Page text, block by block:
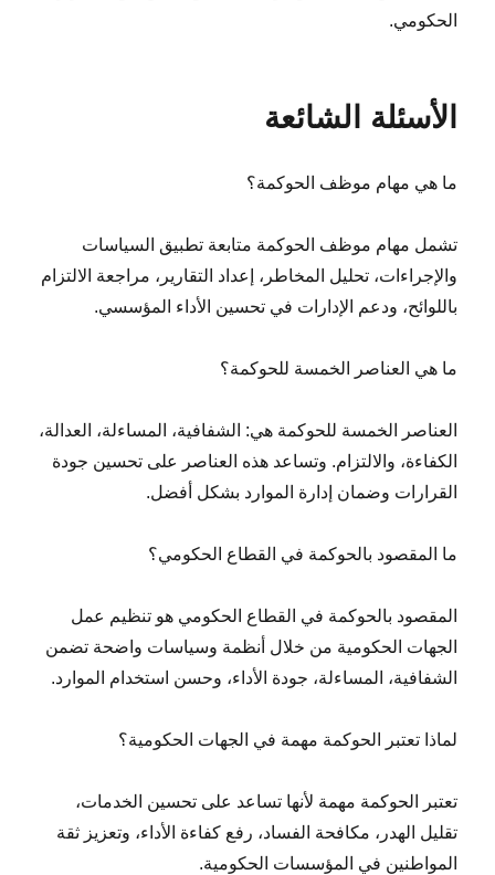
الحكومي.
الأسئلة الشائعة
ما هي مهام موظف الحوكمة؟
تشمل مهام موظف الحوكمة متابعة تطبيق السياسات
والإجراءات، تحليل المخاطر، إعداد التقارير، مراجعة الالتزام
باللوائح، ودعم الإدارات في تحسين الأداء المؤسسي.
ما هي العناصر الخمسة للحوكمة؟
العناصر الخمسة للحوكمة هي: الشفافية، المساءلة، العدالة،
الكفاءة، والالتزام. وتساعد هذه العناصر على تحسين جودة
القرارات وضمان إدارة الموارد بشكل أفضل.
ما المقصود بالحوكمة في القطاع الحكومي؟
المقصود بالحوكمة في القطاع الحكومي هو تنظيم عمل
الجهات الحكومية من خلال أنظمة وسياسات واضحة تضمن
الشفافية، المساءلة، جودة الأداء، وحسن استخدام الموارد.
لماذا تعتبر الحوكمة مهمة في الجهات الحكومية؟
تعتبر الحوكمة مهمة لأنها تساعد على تحسين الخدمات،
تقليل الهدر، مكافحة الفساد، رفع كفاءة الأداء، وتعزيز ثقة
المواطنين في المؤسسات الحكومية.